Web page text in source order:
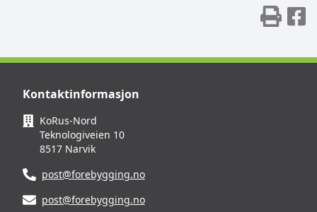
Kontaktinformasjon
KoRus-Nord
Teknologiveien 10
8517 Narvik
post@forebygging.no
post@forebygging.no